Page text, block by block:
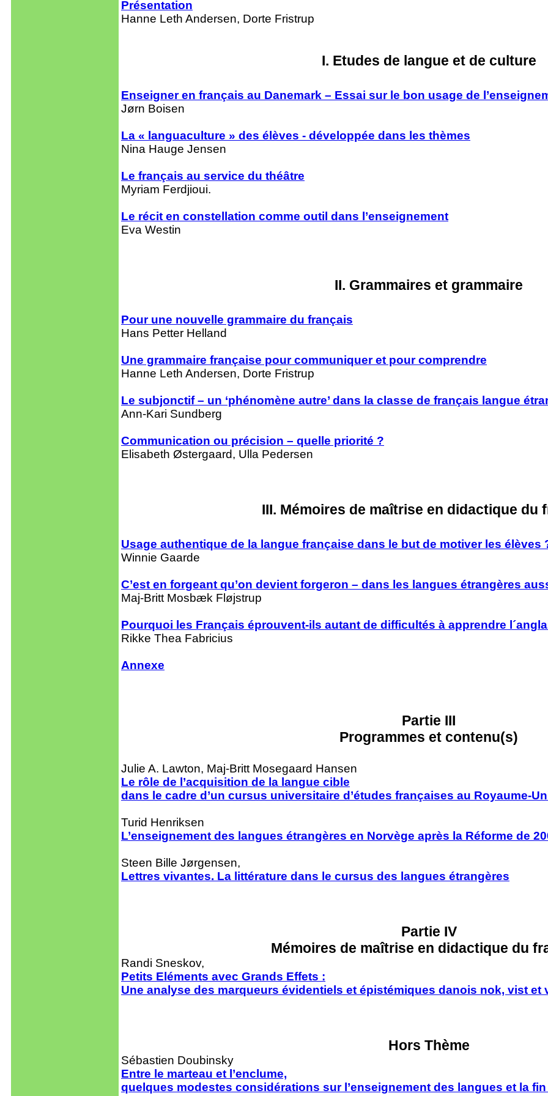
Présentation
Hanne Leth Andersen, Dorte Fristrup
I. Etudes de langue et de culture
Enseigner en français au Danemark – Essai sur le bon usage de
Jørn Boisen
La « languaculture » des élèves - développée dans les thèmes
Nina Hauge Jensen
Le français au service du théâtre
Myriam Ferdjioui.
Le récit en constellation comme outil dans l’enseignement
Eva Westin
II. Grammaires et grammaire
Pour une nouvelle grammaire du français
Hans Petter Helland
Une grammaire française pour communiquer et pour comprendre
Hanne Leth Andersen, Dorte Fristrup
Le subjonctif – un ‘phénomène autre’ dans la classe de français langue
Ann-Kari Sundberg
Communication ou précision – quelle priorité ?
Elisabeth Østergaard, Ulla Pedersen
III. Mémoires de maîtrise en didactique du
Usage authentique de la langue française dans le but de motiver les élèves
Winnie Gaarde
C’est en forgeant qu’on devient forgeron – dans les langues étrangères
Maj-Britt Mosbæk Fløjstrup
Pourquoi les Français éprouvent-ils autant de difficultés à apprendre
Rikke Thea Fabricius
Annexe
Partie III
Programmes et contenu(s)
Julie A. Lawton, Maj-Britt Mosegaard Hansen
Le rôle de l’acquisition de la langue cible
dans le cadre d’un cursus universitaire d’études françaises au Royaume-
Turid Henriksen
L’enseignement des langues étrangères en Norvège après la Réforme de
Steen Bille Jørgensen,
Lettres vivantes. La littérature dans le cursus des langues étrangères
Partie IV
Mémoires de maîtrise en didactique du
Randi Sneskov,
Petits Eléments avec Grands Effets :
Une analyse des marqueurs évidentiels et épistémiques danois nok, vist et
Hors Thème
Sébastien Doubinsky
Entre le marteau et l’enclume,
quelques modestes considérations sur l’enseignement des langues et la fin